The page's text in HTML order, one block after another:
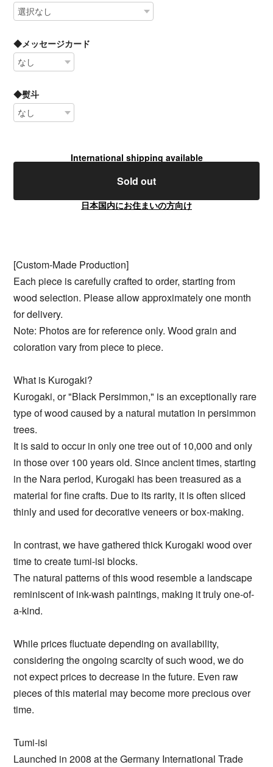
◆メッセージカード
◆熨斗
International shipping available
Sold out
日本国内にお住まいの方向け
[Custom-Made Production]
Each piece is carefully crafted to order, starting from
wood selection. Please allow approximately one month
for delivery.
Note: Photos are for reference only. Wood grain and
coloration vary from piece to piece.
What is Kurogaki?
Kurogaki, or "Black Persimmon," is an exceptionally rare
type of wood caused by a natural mutation in persimmon
trees.
It is said to occur in only one tree out of 10,000 and only
in those over 100 years old. Since ancient times, starting
in the Nara period, Kurogaki has been treasured as a
material for fine crafts. Due to its rarity, it is often sliced
thinly and used for decorative veneers or box-making.
In contrast, we have gathered thick Kurogaki wood over
time to create tumi-isi blocks.
The natural patterns of this wood resemble a landscape
reminiscent of ink-wash paintings, making it truly one-of-
a-kind.
While prices fluctuate depending on availability,
considering the ongoing scarcity of such wood, we do
not expect prices to decrease in the future. Even raw
pieces of this material may become more precious over
time.
Tumi-isi
Launched in 2008 at the Germany International Trade